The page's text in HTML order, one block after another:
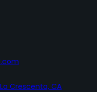
Crescenta, CA